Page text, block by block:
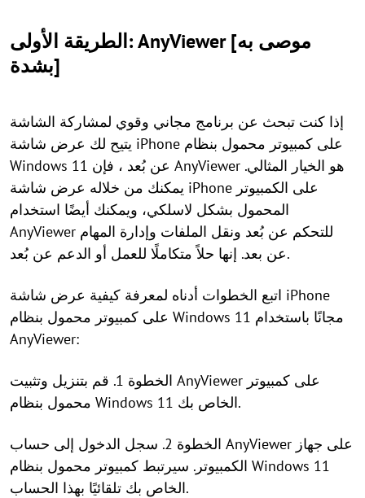
الطريقة الأولى: AnyViewer [موصى به
بشدة]
إذا كنت تبحث عن برنامج مجاني وقوي لمشاركة الشاشة
يتيح لك عرض شاشة iPhone على كمبيوتر محمول بنظام
Windows 11 عن بُعد ، فإن AnyViewer هو الخيار المثالي.
يمكنك من خلاله عرض شاشة iPhone على الكمبيوتر
المحمول بشكل لاسلكي، ويمكنك أيضًا استخدام
AnyViewer للتحكم عن بُعد ونقل الملفات وإدارة المهام
عن بعد. إنها حلاً متكاملًا للعمل أو الدعم عن بُعد.
اتبع الخطوات أدناه لمعرفة كيفية عرض شاشة iPhone
على كمبيوتر محمول بنظام Windows 11 مجانًا باستخدام
AnyViewer:
الخطوة 1. قم بتنزيل وتثبيت AnyViewer على كمبيوتر
محمول بنظام Windows 11 الخاص بك.
الخطوة 2. سجل الدخول إلى حساب AnyViewer على جهاز
الكمبيوتر. سيرتبط كمبيوتر محمول بنظام Windows 11
الخاص بك تلقائيًا بهذا الحساب.